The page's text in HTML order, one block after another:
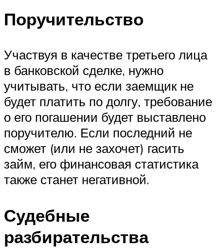
Поручительство
Участвуя в качестве третьего лица
в банковской сделке, нужно
учитывать, что если заемщик не
будет платить по долгу, требование
о его погашении будет выставлено
поручителю. Если последний не
сможет (или не захочет) гасить
займ, его финансовая статистика
также станет негативной.
Судебные
разбирательства